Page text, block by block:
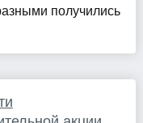
получились